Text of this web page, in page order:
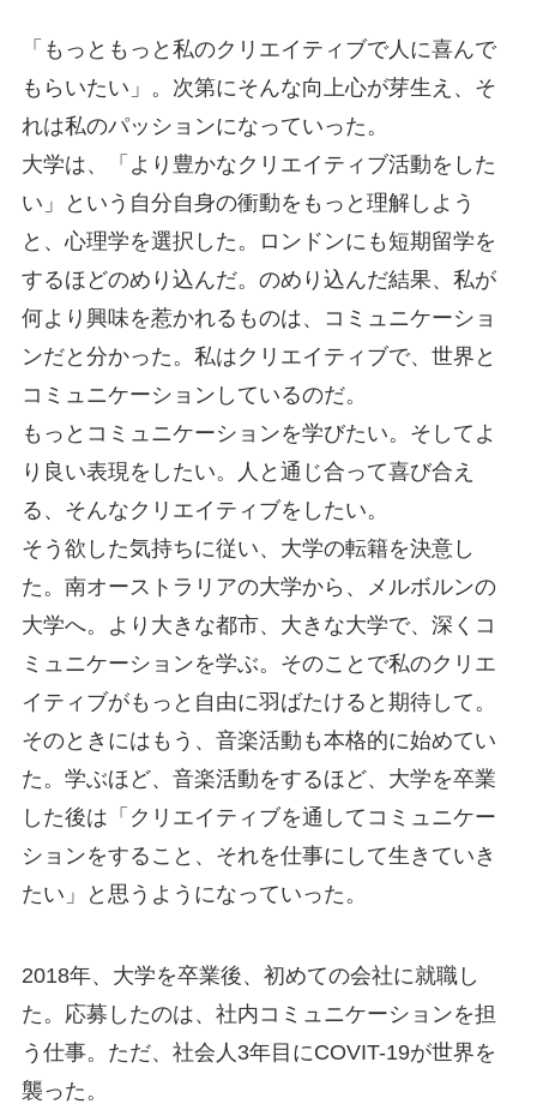
「もっともっと私のクリエイティブで人に喜んで
もらいたい」。次第にそんな向上心が芽生え、そ
れは私のパッションになっていった。
大学は、「より豊かなクリエイティブ活動をした
い」という自分自身の衝動をもっと理解しよう
と、心理学を選択した。ロンドンにも短期留学を
するほどのめり込んだ。のめり込んだ結果、私が
何より興味を惹かれるものは、コミュニケーショ
ンだと分かった。私はクリエイティブで、世界と
コミュニケーションしているのだ。
もっとコミュニケーションを学びたい。そしてよ
り良い表現をしたい。人と通じ合って喜び合え
る、そんなクリエイティブをしたい。
そう欲した気持ちに従い、大学の転籍を決意し
た。南オーストラリアの大学から、メルボルンの
大学へ。より大きな都市、大きな大学で、深くコ
ミュニケーションを学ぶ。そのことで私のクリエ
イティブがもっと自由に羽ばたけると期待して。
そのときにはもう、音楽活動も本格的に始めてい
た。学ぶほど、音楽活動をするほど、大学を卒業
した後は「クリエイティブを通してコミュニケー
ションをすること、それを仕事にして生きていき
たい」と思うようになっていった。
2018年、大学を卒業後、初めての会社に就職し
た。応募したのは、社内コミュニケーションを担
う仕事。ただ、社会人3年目にCOVIT-19が世界を
襲った。